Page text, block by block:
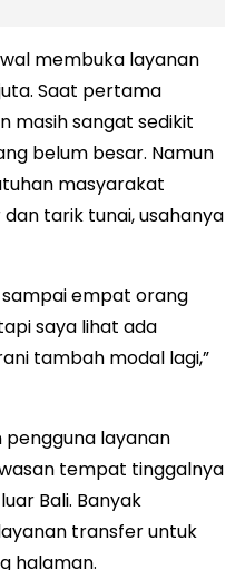
membuka layanan
Saat pertama
masih sangat sedikit
belum besar. Namun
masyarakat
tarik tunai, usahanya
empat orang
saya lihat ada
tambah modal lagi,”
layanan
tempat tinggalnya
Bali. Banyak
transfer untuk
halaman.